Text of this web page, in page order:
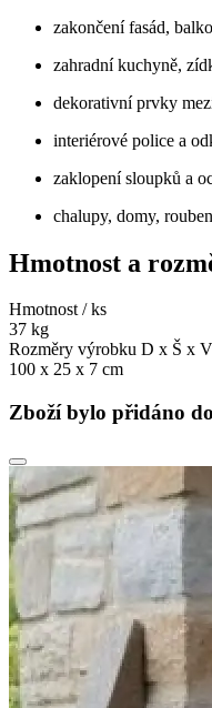
zakončení fasád,
zahradní kuchyně,
dekorativní prvky
interiérové police a
zaklopení sloupků a
chalupy, domy,
Hmotnost a
Hmotnost / ks
37 kg
Rozměry výrobku D x Š x V
100 x 25 x 7 cm
Zboží bylo přidáno